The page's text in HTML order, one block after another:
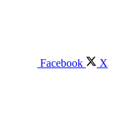
Facebook X